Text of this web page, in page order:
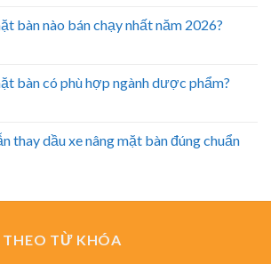
bàn nào bán chạy nhất năm 2026?
bàn có phù hợp ngành dược phẩm?
thay dầu xe nâng mặt bàn đúng chuẩn
TỪ KHÓA